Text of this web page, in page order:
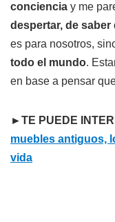
conciencia y me
despertar, de
es para nosotros,
todo el mundo.
en base a pensar
►TE PUEDE
muebles antiguos,
vida